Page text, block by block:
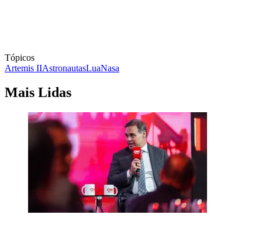
Tópicos
Artemis IIAstronautasLuaNasa
Mais Lidas